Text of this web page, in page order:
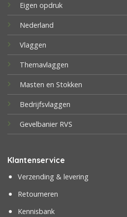
Eigen opdruk
Nederland
Vlaggen
Themavlaggen
Masten en Stokken
Bedrijfsvlaggen
Gevelbanier RVS
Klantenservice
Verzending & levering
Retourneren
Kennisbank